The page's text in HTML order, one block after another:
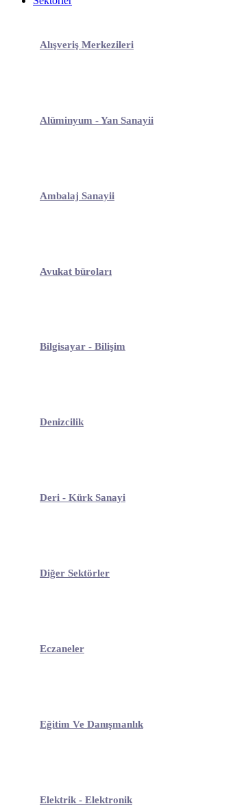
Alışveriş Merkezileri
Alüminyum - Yan Sanayii
Ambalaj Sanayii
Avukat büroları
Bilgisayar - Bilişim
Denizcilik
Deri - Kürk Sanayi
Diğer Sektörler
Eczaneler
Eğitim Ve Danışmanlık
Elektrik - Elektronik